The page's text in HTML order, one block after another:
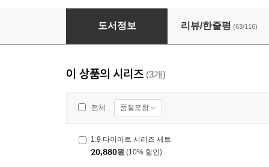
다이어트는 운동1할, 식사 9할
도서정보 리뷰/한줄평 (63/116)
이 상품의 시리즈 (3개)
전체 품절포함
1:9 다이어트 시리즈 세트
20,880원 (10% 할인)